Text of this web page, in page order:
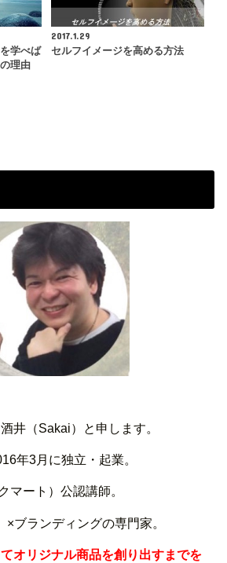
学べば
理由
2017.1.29
セルフイメージを高める方法
井（Sakai）と申します。
年3月に独立・起業。
マート）公認講師。
×ブランディングの専門家。
てオリジナル商品を創り出すまでを